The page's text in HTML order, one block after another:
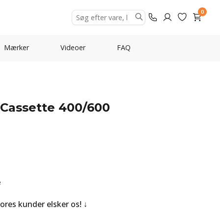
0
Mærker Videoer FAQ
400/600
kunder elsker os!